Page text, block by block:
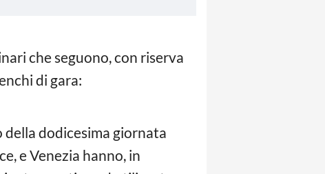
che seguono, con riserva
di gara:
della dodicesima giornata
e Venezia hanno, in